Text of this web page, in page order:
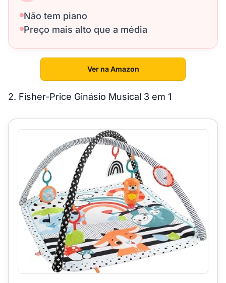
Não tem piano
Preço mais alto que a média
Ver na Amazon
2. Fisher-Price Ginásio Musical 3 em 1